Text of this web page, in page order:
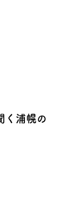
く浦幌の